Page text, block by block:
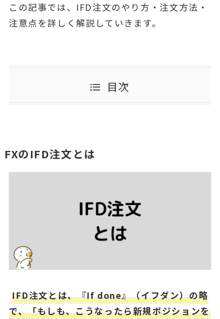
この記事では、IFD注文のやり方・注文方法・
注意点を詳しく解説していきます。
目次
FXのIFD注文とは
IFD注文とは、『If done』（イフダン）の略
で、「もしも、こうなったら新規ポジションを